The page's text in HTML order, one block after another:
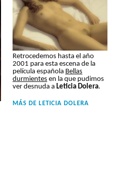
Retrocedemos hasta el año
2001 para esta escena de la
película española Bellas
durmientes en la que pudimos
ver desnuda aLeticia Dolera.
MÁS DE LETICIA DOLERA